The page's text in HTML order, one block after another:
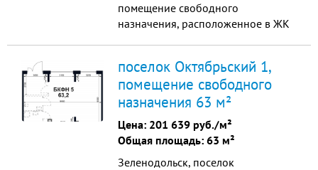
помещение свободного
назначения, расположенное в ЖК
этажного корпуса. Помещение
идеально подойдет для магазина,
кафе, офиса или другого бизнеса
благодаря функциональной
планировке и большому потоку
потенциальных клиентов. Ин...
поселок Октябрьский 1,
помещение свободного
назначения 63 м²
Цена: 201 639 руб./м²
Общая площадь: 63 м²
Зеленодольск, поселок